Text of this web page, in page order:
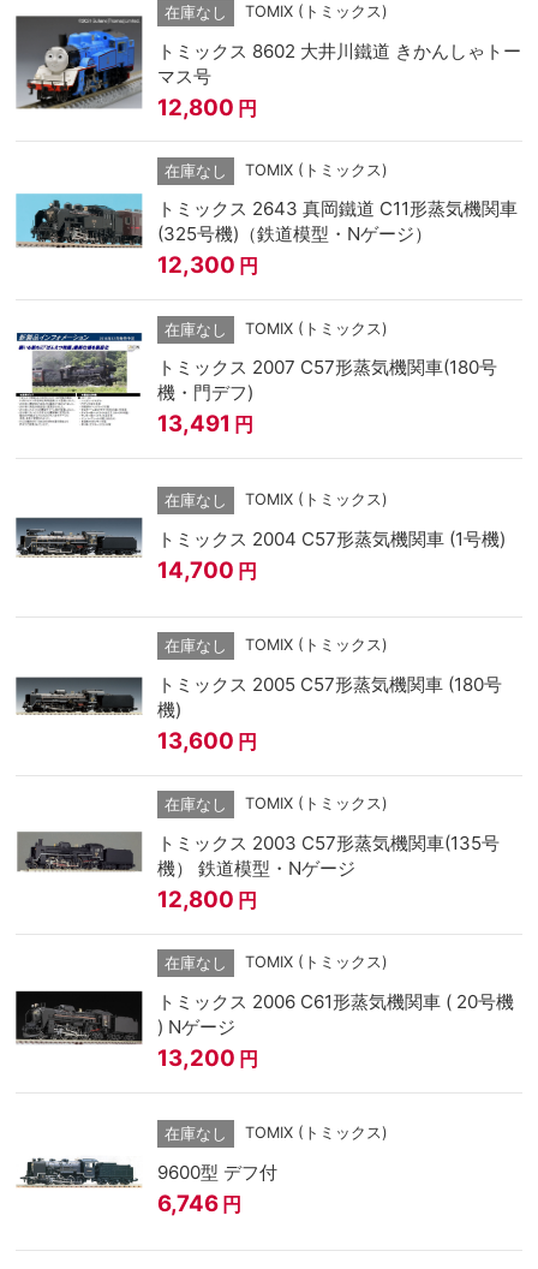
在庫なし TOMIX (トミックス)
トミックス 8602 大井川鐵道 きかんしゃトー
マス号
12,800 円
在庫なし TOMIX (トミックス)
トミックス 2643 真岡鐵道 C11形蒸気機関車
(325号機)（鉄道模型・Nゲージ）
12,300 円
在庫なし TOMIX (トミックス)
トミックス 2007 C57形蒸気機関車(180号
機・門デフ)
13,491 円
在庫なし TOMIX (トミックス)
トミックス 2004 C57形蒸気機関車 (1号機)
14,700 円
在庫なし TOMIX (トミックス)
トミックス 2005 C57形蒸気機関車 (180号
機)
13,600 円
在庫なし TOMIX (トミックス)
トミックス 2003 C57形蒸気機関車(135号
機） 鉄道模型・Nゲージ
12,800 円
在庫なし TOMIX (トミックス)
トミックス 2006 C61形蒸気機関車 ( 20号機
) Nゲージ
13,200 円
在庫なし TOMIX (トミックス)
9600型 デフ付
6,746 円